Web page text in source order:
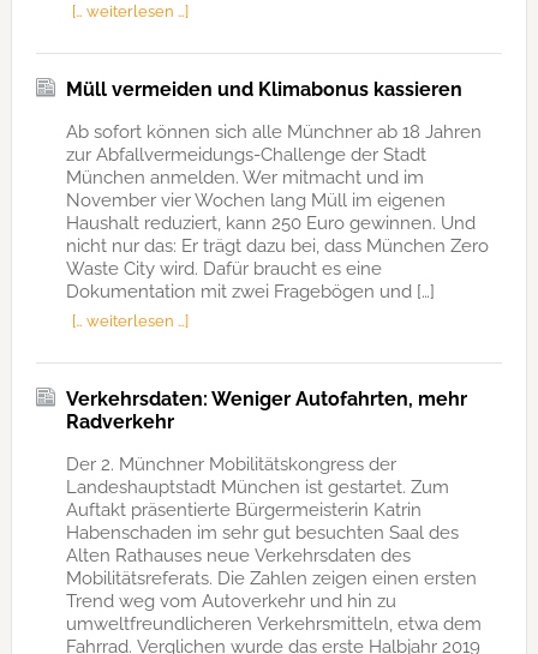
[… weiterlesen …]
Müll vermeiden und Klimabonus kassieren
Ab sofort können sich alle Münchner ab 18 Jahren
zur Abfallvermeidungs-Challenge der Stadt
München anmelden. Wer mitmacht und im
November vier Wochen lang Müll im eigenen
Haushalt reduziert, kann 250 Euro gewinnen. Und
nicht nur das: Er trägt dazu bei, dass München Zero
Waste City wird. Dafür braucht es eine
Dokumentation mit zwei Fragebögen und […]
[… weiterlesen …]
Verkehrsdaten: Weniger Autofahrten, mehr
Radverkehr
Der 2. Münchner Mobilitätskongress der
Landeshauptstadt München ist gestartet. Zum
Auftakt präsentierte Bürgermeisterin Katrin
Habenschaden im sehr gut besuchten Saal des
Alten Rathauses neue Verkehrsdaten des
Mobilitätsreferats. Die Zahlen zeigen einen ersten
Trend weg vom Autoverkehr und hin zu
umweltfreundlicheren Verkehrsmitteln, etwa dem
Fahrrad. Verglichen wurde das erste Halbjahr 2019